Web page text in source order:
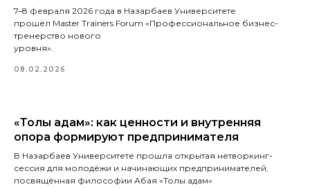
7–8 февраля 2026 года в Назарбаев Университете
прошёл Master Trainers Forum «Профессиональное бизнес-
тренерство нового
уровня».
08.02.2026
«Толық адам»: как ценности и внутренняя
опора формируют предпринимателя
В Назарбаев Университете прошла открытая нетворкинг-
сессия для молодёжи и начинающих предпринимателей,
посвящённая философии Абая «Толық адам»